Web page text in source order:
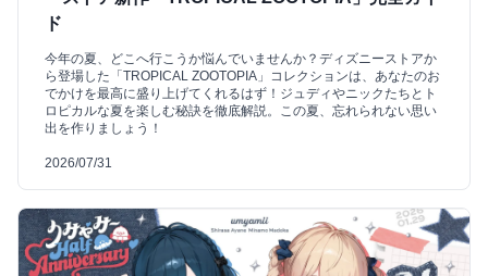
ド
今年の夏、どこへ行こうか悩んでいませんか？ディズニーストアか
ら登場した「TROPICAL ZOOTOPIA」コレクションは、あなたのお
でかけを最高に盛り上げてくれるはず！ジュディやニックたちとト
ロピカルな夏を楽しむ秘訣を徹底解説。この夏、忘れられない思い
出を作りましょう！
2026/07/31